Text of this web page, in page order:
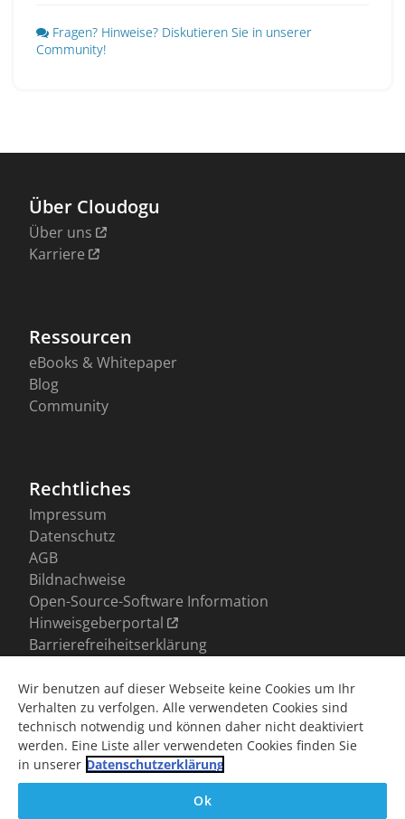
Fragen? Hinweise? Diskutieren Sie in unserer
Community!
Wir benutzen auf dieser Webseite keine Cookies um Ihr
Verhalten zu verfolgen. Alle verwendeten Cookies sind
technisch notwendig und können daher nicht deaktiviert
werden. Eine Liste aller verwendeten Cookies finden Sie
in unserer Datenschutzerklärung
Ok